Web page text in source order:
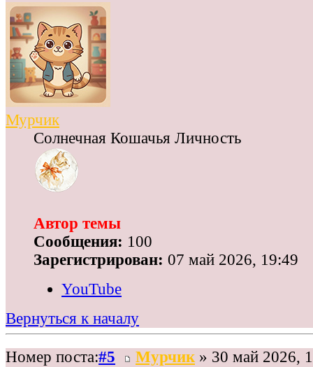
Мурчик
Солнечная Кошачья Личность
Автор темы
Сообщения: 100
Зарегистрирован: 07 май 2026, 19:49
YouTube
Вернуться к началу
Номер поста:#5 Мурчик» 30 май 2026,